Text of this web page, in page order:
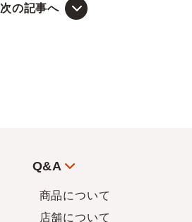
次の記事へ
Q&A
商品について
店舗について